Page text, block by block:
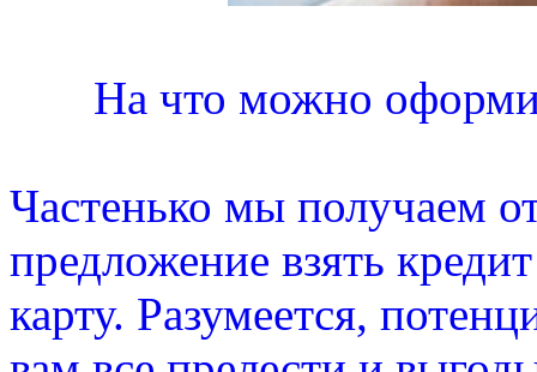
На что можно
Частенько мы получаем
предложение взять
карту. Разумеется,